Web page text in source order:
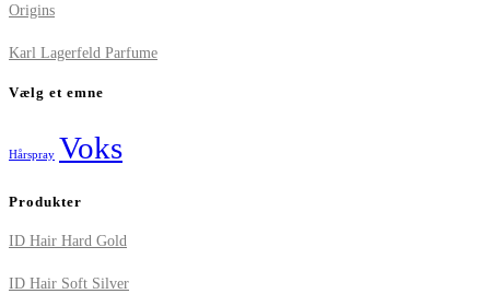
Origins
Karl Lagerfeld Parfume
Vælg et emne
Hårspray Voks
Produkter
ID Hair Hard Gold
ID Hair Soft Silver